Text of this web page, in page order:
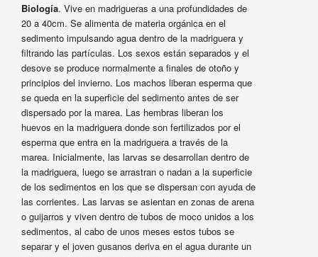
Biología. Vive en madrigueras a una profundidades de
20 a 40cm. Se alimenta de materia orgánica en el
sedimento impulsando agua dentro de la madriguera y
filtrando las partículas. Los sexos están separados y el
desove se produce normalmente a finales de otoño y
principios del invierno. Los machos liberan esperma que
se queda en la superficie del sedimento antes de ser
dispersado por la marea. Las hembras liberan los
huevos en la madriguera donde son fertilizados por el
esperma que entra en la madriguera a través de la
marea. Inicialmente, las larvas se desarrollan dentro de
la madriguera, luego se arrastran o nadan a la superficie
de los sedimentos en los que se dispersan con ayuda de
las corrientes. Las larvas se asientan en zonas de arena
o guijarros y viven dentro de tubos de moco unidos a los
sedimentos, al cabo de unos meses estos tubos se
separar y el joven gusanos deriva en el agua durante un